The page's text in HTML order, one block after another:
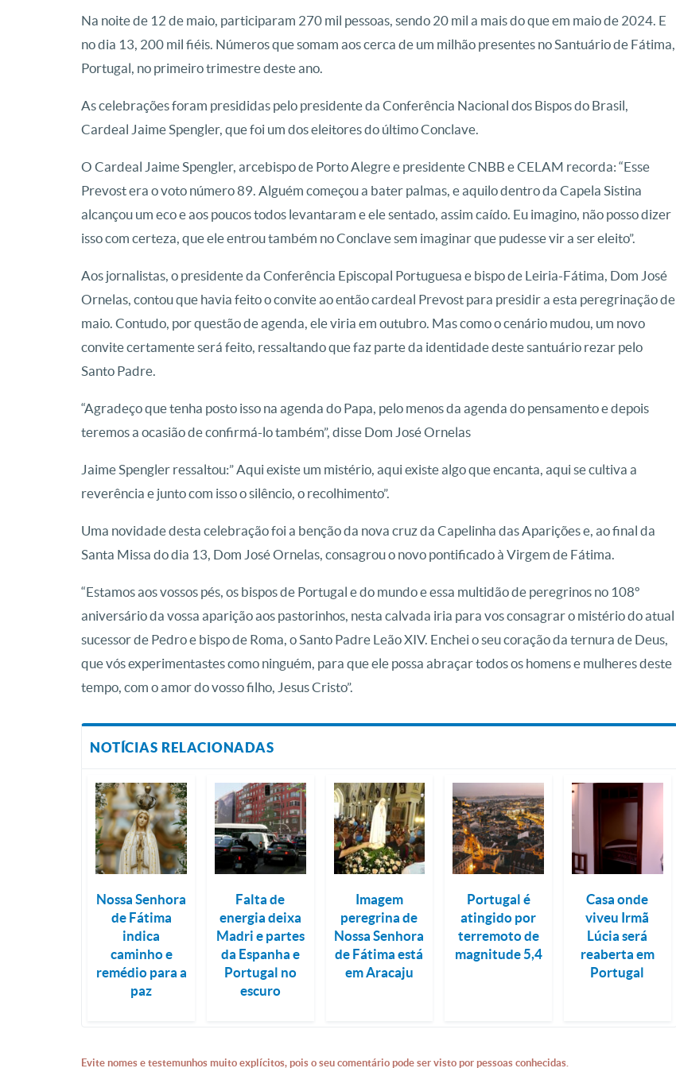
Na noite de 12 de maio, participaram 270 mil pessoas, sendo 20 mil a mais do que em maio de 2024. E
no dia 13, 200 mil fiéis. Números que somam aos cerca de um milhão presentes no Santuário de Fátima,
Portugal, no primeiro trimestre deste ano.
As celebrações foram presididas pelo presidente da Conferência Nacional dos Bispos do Brasil,
Cardeal Jaime Spengler, que foi um dos eleitores do último Conclave.
O Cardeal Jaime Spengler, arcebispo de Porto Alegre e presidente CNBB e CELAM recorda: “Esse
Prevost era o voto número 89. Alguém começou a bater palmas, e aquilo dentro da Capela Sistina
alcançou um eco e aos poucos todos levantaram e ele sentado, assim caído. Eu imagino, não posso dizer
isso com certeza, que ele entrou também no Conclave sem imaginar que pudesse vir a ser eleito”.
Aos jornalistas, o presidente da Conferência Episcopal Portuguesa e bispo de Leiria-Fátima, Dom José
Ornelas, contou que havia feito o convite ao então cardeal Prevost para presidir a esta peregrinação de
maio. Contudo, por questão de agenda, ele viria em outubro. Mas como o cenário mudou, um novo
convite certamente será feito, ressaltando que faz parte da identidade deste santuário rezar pelo
Santo Padre.
“Agradeço que tenha posto isso na agenda do Papa, pelo menos da agenda do pensamento e depois
teremos a ocasião de confirmá-lo também”, disse Dom José Ornelas
Jaime Spengler ressaltou:” Aqui existe um mistério, aqui existe algo que encanta, aqui se cultiva a
reverência e junto com isso o silêncio, o recolhimento”.
Uma novidade desta celebração foi a benção da nova cruz da Capelinha das Aparições e, ao final da
Santa Missa do dia 13, Dom José Ornelas, consagrou o novo pontificado à Virgem de Fátima.
“Estamos aos vossos pés, os bispos de Portugal e do mundo e essa multidão de peregrinos no 108º
aniversário da vossa aparição aos pastorinhos, nesta calvada iria para vos consagrar o mistério do atual
sucessor de Pedro e bispo de Roma, o Santo Padre Leão XIV. Enchei o seu coração da ternura de Deus,
que vós experimentastes como ninguém, para que ele possa abraçar todos os homens e mulheres deste
tempo, com o amor do vosso filho, Jesus Cristo”.
NOTÍCIAS RELACIONADAS
Nossa Senhora
de Fátima
indica
caminho e
remédio para a
paz
Falta de
energia deixa
Madri e partes
da Espanha e
Portugal no
escuro
Imagem
peregrina de
Nossa Senhora
de Fátima está
em Aracaju
Portugal é
atingido por
terremoto de
magnitude 5,4
Casa onde
viveu Irmã
Lúcia será
reaberta em
Portugal
Evite nomes e testemunhos muito explícitos, pois o seu comentário pode ser visto por pessoas conhecidas.